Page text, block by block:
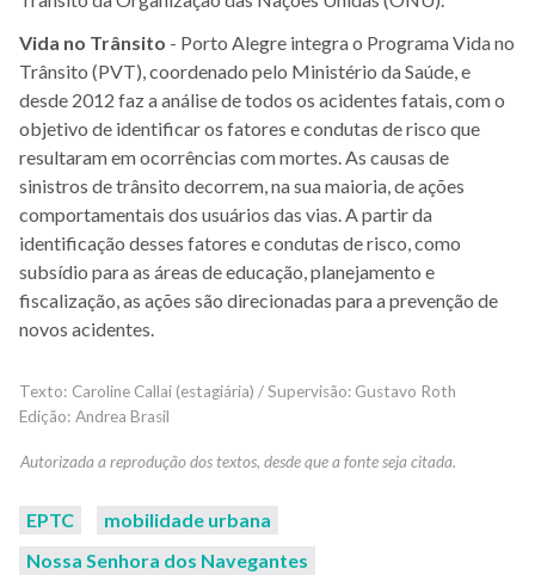
Vida no Trânsito - Porto Alegre integra o Programa Vida no
Trânsito (PVT), coordenado pelo Ministério da Saúde, e
desde 2012 faz a análise de todos os acidentes fatais, com o
objetivo de identificar os fatores e condutas de risco que
resultaram em ocorrências com mortes. As causas de
sinistros de trânsito decorrem, na sua maioria, de ações
comportamentais dos usuários das vias. A partir da
identificação desses fatores e condutas de risco, como
subsídio para as áreas de educação, planejamento e
fiscalização, as ações são direcionadas para a prevenção de
novos acidentes.
Caroline Callai (estagiária) / Supervisão: Gustavo Roth
Andrea Brasil
EPTC
mobilidade urbana
Nossa Senhora dos Navegantes